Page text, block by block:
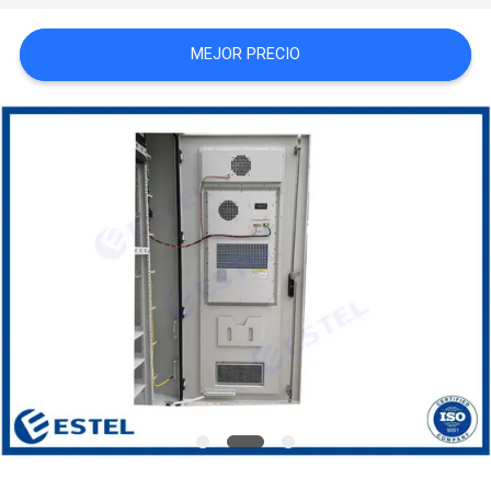
CITA
MAPA
MEJOR PRECIO